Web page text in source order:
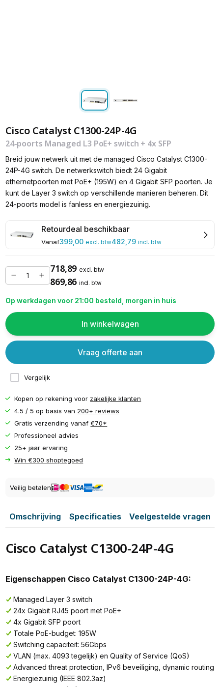
Cisco Catalyst C1300-24P-4G
24-poorts Managed L3 PoE+ switch + 4x SFP
Breid jouw netwerk uit met de managed Cisco Catalyst C1300-
24P-4G switch. De netwerkswitch biedt 24 Gigabit
ethernetpoorten met PoE+ (195W) en 4 Gigabit SFP poorten. Je
kunt de Layer 3 switch op verschillende manieren beheren. Dit
24-poorts model is fanless en energiezuinig.
Retourdeal beschikbaar
Vanaf399,00 excl. btw482,79 incl. btw
718,89 excl. btw
869,86 incl. btw
Op werkdagen voor 21:00 besteld, morgen in huis
In winkelwagen
Vergelijk
Vraag offerte aan
Kopen op rekening voor zakelijke klanten
4.5 / 5 op basis van 200+ reviews
Gratis verzending vanaf€70*
Professioneel advies
25+ jaar ervaring
Win €300 shoptegoed
Veilig betalen
Omschrijving Specificaties Veelgestelde vragen
Cisco Catalyst C1300-24P-4G
Eigenschappen Cisco Catalyst C1300-24P-4G:
Managed Layer 3 switch
24x Gigabit RJ45 poort met PoE+
4x Gigabit SFP poort
Totale PoE-budget: 195W
Switching capaciteit: 56Gbps
VLAN (max. 4093 tegelijk) en Quality of Service (QoS)
Advanced threat protection, IPv6 beveiliging, dynamic routing
Energiezuinig (IEEE 802.3az)